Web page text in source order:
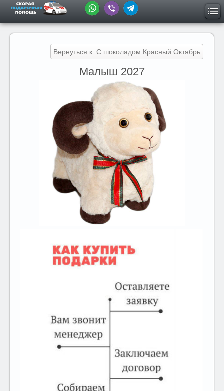
Вернуться к: С шоколадом Красный Октябрь
Малыш 2027